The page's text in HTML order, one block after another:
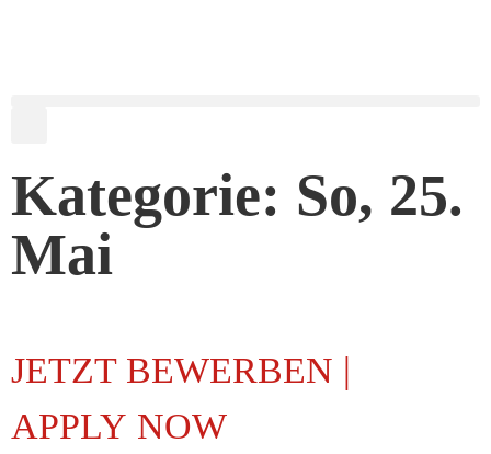
Kategorie: So, 25.
Mai
JETZT BEWERBEN |
APPLY NOW